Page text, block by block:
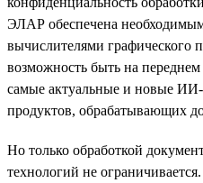
ЭЛАР обеспечена
вычислителями графического
возможность быть на
самые актуальные и новые
продуктов, обрабатывающих
Но только обработкой
технологий не